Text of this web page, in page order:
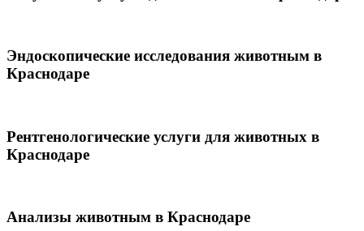
Эндоскопические исследования животным в
Краснодаре
Рентгенологические услуги для животных в
Краснодаре
Анализы животным в Краснодаре